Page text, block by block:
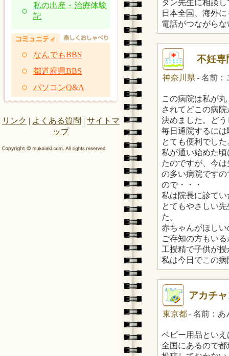
私の出産・治療体験
記
なんでもBBS
都道府県BBS
パソコンQ&A
リンク | よくある質問 | サイトマ
ップ
タン先生に相談
日本全国、海外
電話がつながら
不妊専
神奈川県 - 名前
この病院は私が
されてどこの病
決めました。ど
毎日通院するに
とても便利でした
私が通い始めた
たのですが、今
の多い病院です
ので・・・
私は院長に診て
とてもやさしい
た。
赤ちゃんがほし
ご存知の方もい
工授精で子供が
私は今日でこの
アカチ
東京都- 名前：
ベビー用品とい
全国にあるので